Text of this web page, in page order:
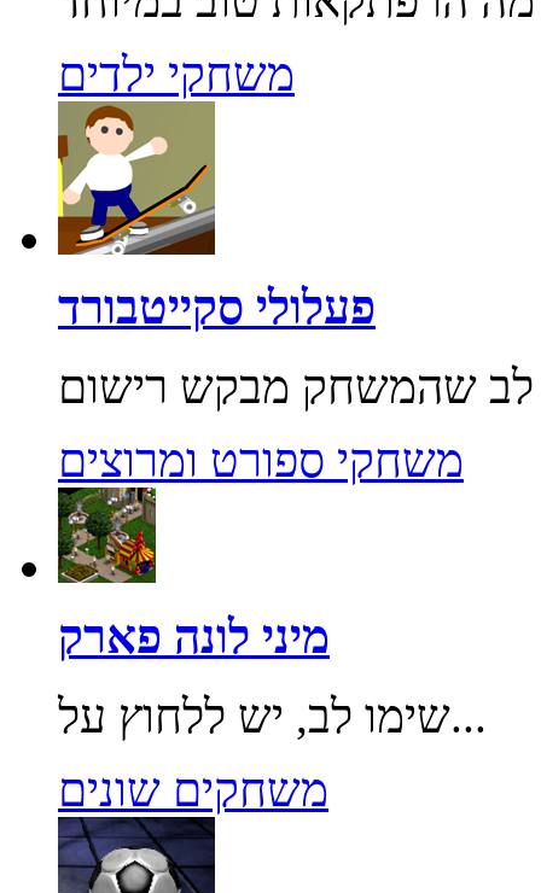
משחקי ילדים
פעלולי סקייטבורד
משחקי ספורט ומרוצים
מיני לונה פארק
שימו לב, יש ללחוץ על...
משחקים שונים